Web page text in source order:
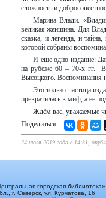
сложность и
Марина Влади.
великая женщина. Для
сказка, и легенда, и
которой собраны
И еще одно издание:
на рубеже 60 – 70-х гг. В
Высоцкого. Воспоминания
Это только частица
превратилась в миф, а ее
Ждём вас, уважаемые
Поделиться:
24 июля 2019 года в 14:31,
городская библиотека»
г. Северск, ул. Курчатова, 16